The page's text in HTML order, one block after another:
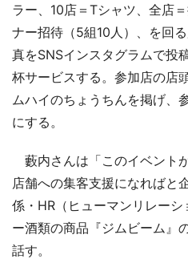
ラー、10店＝Tシャツ、全店
ナー招待（5組10人）、を回
真をSNSインスタグラムで投
杯サービスする。参加店の店
ムハイのちょうちんを掲げ、
にする。
藪内さんは「このイベント
店舗への集客支援になればと
係・HR（ヒューマンリレー
ー酒類の商品『ジムビーム』
話す。